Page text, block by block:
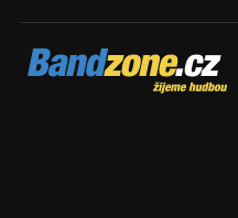
Bandzone.cz
žijeme hudbou